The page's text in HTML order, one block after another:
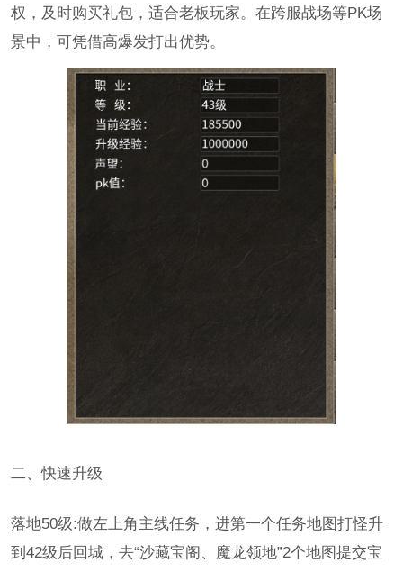
权，及时购买礼包，适合老板玩家。在跨服战场等PK场
景中，可凭借高爆发打出优势。
二、快速升级
落地50级:做左上角主线任务，进第一个任务地图打怪升
到42级后回城，去“沙藏宝阁、魔龙领地”2个地图提交宝